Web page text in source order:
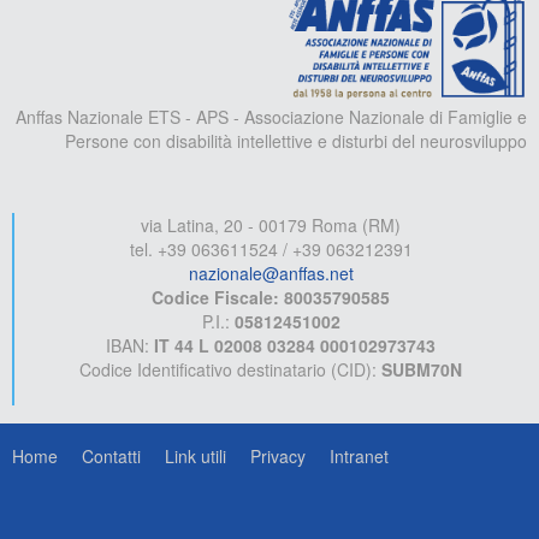
Anffas Nazionale ETS - APS - Associazione Nazionale di Famiglie e
Persone con disabilità intellettive e disturbi del neurosviluppo
via Latina, 20 - 00179 Roma (RM)
tel. +39 063611524 / +39 063212391
nazionale@anffas.net
Codice Fiscale: 80035790585
P.I.: 05812451002
IBAN: IT 44 L 02008 03284 000102973743
Codice Identificativo destinatario (CID): SUBM70N
Home Contatti Link utili Privacy Intranet